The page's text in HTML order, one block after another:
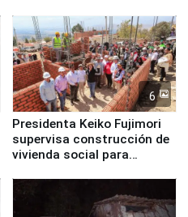
6
Presidenta Keiko Fujimori
supervisa construcción de
vivienda social para